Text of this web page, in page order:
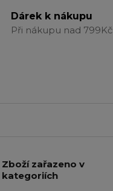
Dárek k nákupu
Při nákupu nad 799Kč
Zboží zařazeno v
kategoriích